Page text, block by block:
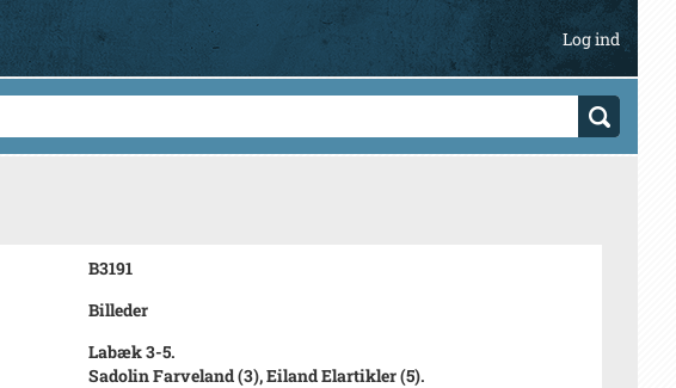
Log ind
B3191
Billeder
Labæk 3-5.
Sadolin Farveland (3), Eiland Elartikler (5).